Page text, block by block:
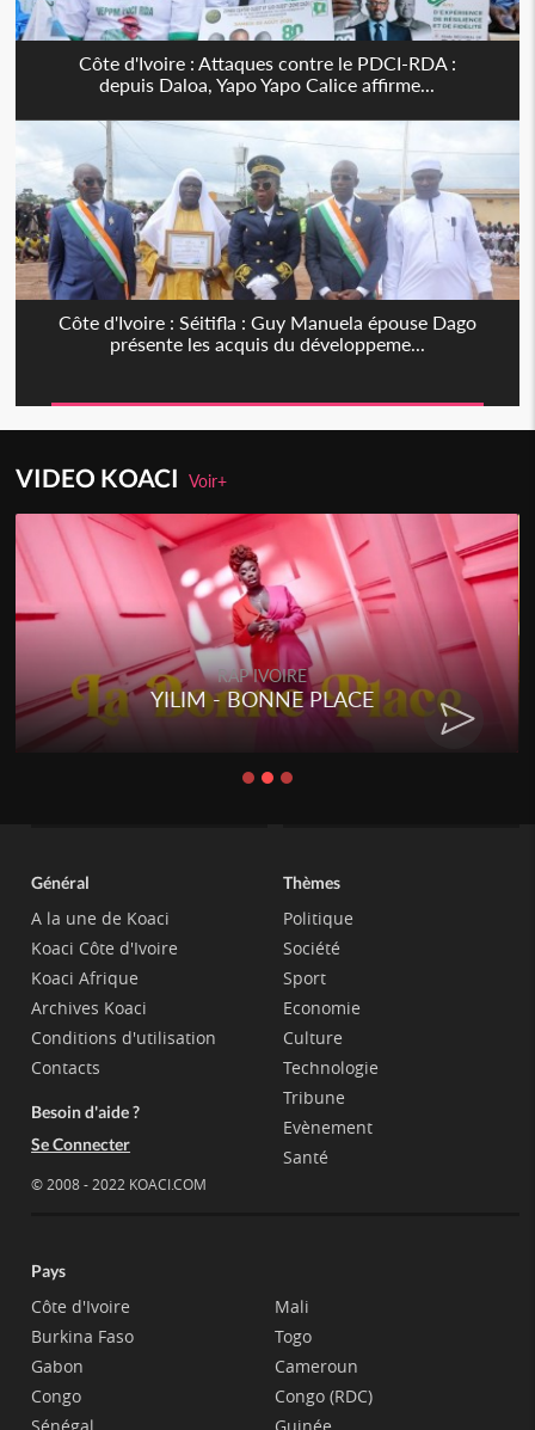
Côte d'Ivoire : Attaques contre le PDCI-RDA :
depuis Daloa, Yapo Yapo Calice affirme...
Côte d'Ivoire : Séitifla : Guy Manuela épouse Dago
présente les acquis du développeme...
VIDEO KOACIVoir+
RAP IVOIRE
YILIM - BONNE PLACE
Général
A la une de Koaci
Koaci Côte d'Ivoire
Koaci Afrique
Archives Koaci
Conditions d'utilisation
Contacts
Besoin d'aide ?
Se Connecter
© 2008 - 2022 KOACI.COM
Thèmes
Politique
Société
Sport
Economie
Culture
Technologie
Tribune
Evènement
Santé
Pays
Côte d'Ivoire
Burkina Faso
Gabon
Congo
Mali
Togo
Cameroun
Congo (RDC)